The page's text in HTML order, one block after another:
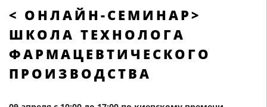
< ОНЛАЙН-СЕМИНАР>
ШКОЛА ТЕХНОЛОГА
ФАРМАЦЕВТИЧЕСКОГО
ПРОИЗВОДСТВА